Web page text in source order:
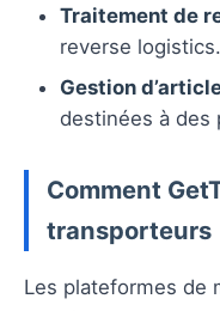
Traitement de
reverse logistics.
Gestion
destinées à des
Comment
transporteurs
Les plateformes de